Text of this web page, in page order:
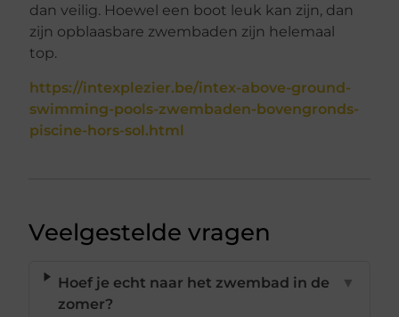
dan veilig. Hoewel een boot leuk kan zijn, dan
zijn opblaasbare zwembaden zijn helemaal
top.
https://intexplezier.be/intex-above-ground-
swimming-pools-zwembaden-bovengronds-
piscine-hors-sol.html
Veelgestelde vragen
Hoef je echt naar het zwembad in de
zomer?
▼